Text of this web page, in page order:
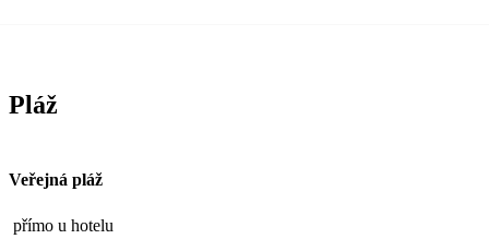
Pláž
Veřejná pláž
přímo u hotelu